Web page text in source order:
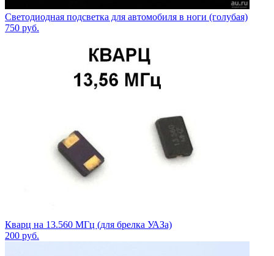
Светодиодная подсветка для автомобиля в ноги (голубая)
750 руб.
Кварц на 13.560 МГц (для брелка УАЗа)
200 руб.